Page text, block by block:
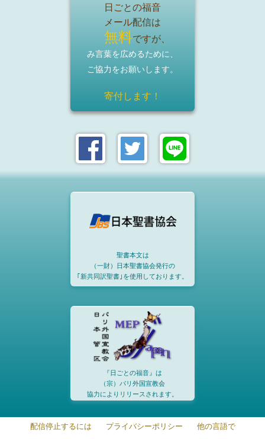
日ごとの福音
メール配信は
無料ですが、
み言葉を広めるために、
ご協力をお願いします。
寄付します！
聖書本文は
（一財）日本聖書協会発行の
｢新共同訳聖書｣を使用しております。
『日ごとの福音』は
（宗）パリ外国宣教会
協力によりリリースされます。
配信停止するには プライバシーポリシー 他の言語で